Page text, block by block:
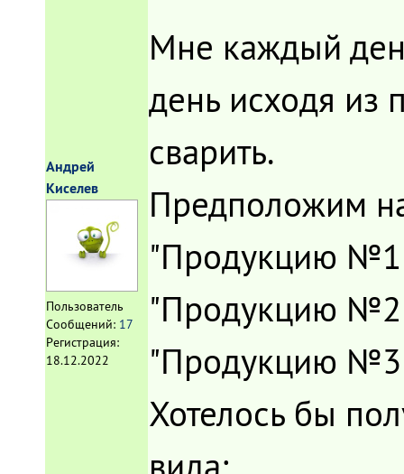
Андрей
Киселев
Пользователь
Сообщений: 17
Регистрация:
18.12.2022
Мне каждый
день исходя из
сварить.
Предположим
"Продукцию
"Продукцию
"Продукцию
Хотелось бы